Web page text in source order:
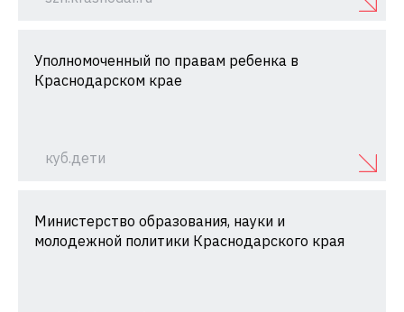
Уполномоченный по правам ребенка в
Краснодарском крае
куб.дети
Министерство образования, науки и
молодежной политики Краснодарского края